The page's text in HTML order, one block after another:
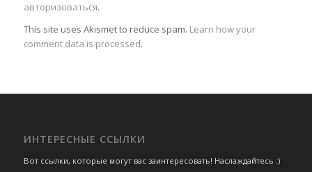
авторизоваться.
This site uses Akismet to reduce spam. Learn how your
comment data is processed.
ИНТЕРЕСНЫЕ ССЫЛКИ
Вот ссылки, которые могут вас заинтересовать! Наслаждайтесь :)